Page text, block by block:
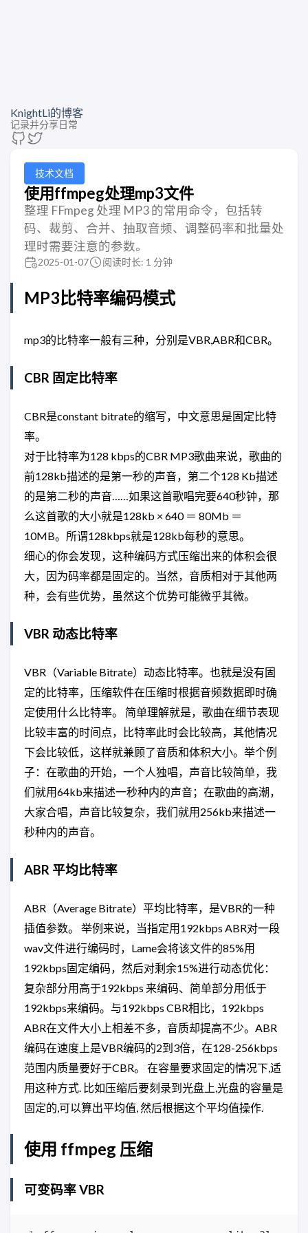
KnightLi的博客
记录并分享日常
技术文档
使用ffmpeg处理mp3文件
整理 FFmpeg 处理 MP3 的常用命令，包括转
码、裁剪、合并、抽取音频、调整码率和批量处
理时需要注意的参数。
2025-01-07 阅读时长: 1 分钟
MP3比特率编码模式
mp3的比特率一般有三种，分别是VBR,ABR和CBR。
CBR 固定比特率
CBR是constant bitrate的缩写，中文意思是固定比特
率。
对于比特率为128 kbps的CBR MP3歌曲来说，歌曲的
前128kb描述的是第一秒的声音，第二个128 Kb描述
的是第二秒的声音……如果这首歌唱完要640秒钟，那
么这首歌的大小就是128kb × 640 ＝ 80Mb ＝
10MB。所谓128kbps就是128kb每秒的意思。
细心的你会发现，这种编码方式压缩出来的体积会很
大，因为码率都是固定的。当然，音质相对于其他两
种，会有些优势，虽然这个优势可能微乎其微。
VBR 动态比特率
VBR（Variable Bitrate）动态比特率。也就是没有固
定的比特率，压缩软件在压缩时根据音频数据即时确
定使用什么比特率。 简单理解就是，歌曲在细节表现
比较丰富的时间点，比特率此时会比较高，其他情况
下会比较低，这样就兼顾了音质和体积大小。举个例
子：在歌曲的开始，一个人独唱，声音比较简单，我
们就用64kb来描述一秒种内的声音；在歌曲的高潮，
大家合唱，声音比较复杂，我们就用256kb来描述一
秒种内的声音。
ABR 平均比特率
ABR（Average Bitrate）平均比特率，是VBR的一种
插值参数。 举例来说，当指定用192kbps ABR对一段
wav文件进行编码时，Lame会将该文件的85%用
192kbps固定编码，然后对剩余15%进行动态优化：
复杂部分用高于192kbps 来编码、简单部分用低于
192kbps来编码。与192kbps CBR相比，192kbps
ABR在文件大小上相差不多，音质却提高不少。ABR
编码在速度上是VBR编码的2到3倍，在128-256kbps
范围内质量要好于CBR。 在容量要求固定的情况下,适
用这种方式. 比如压缩后要刻录到光盘上,光盘的容量是
固定的,可以算出平均值, 然后根据这个平均值操作.
使用 ffmpeg 压缩
可变码率 VBR